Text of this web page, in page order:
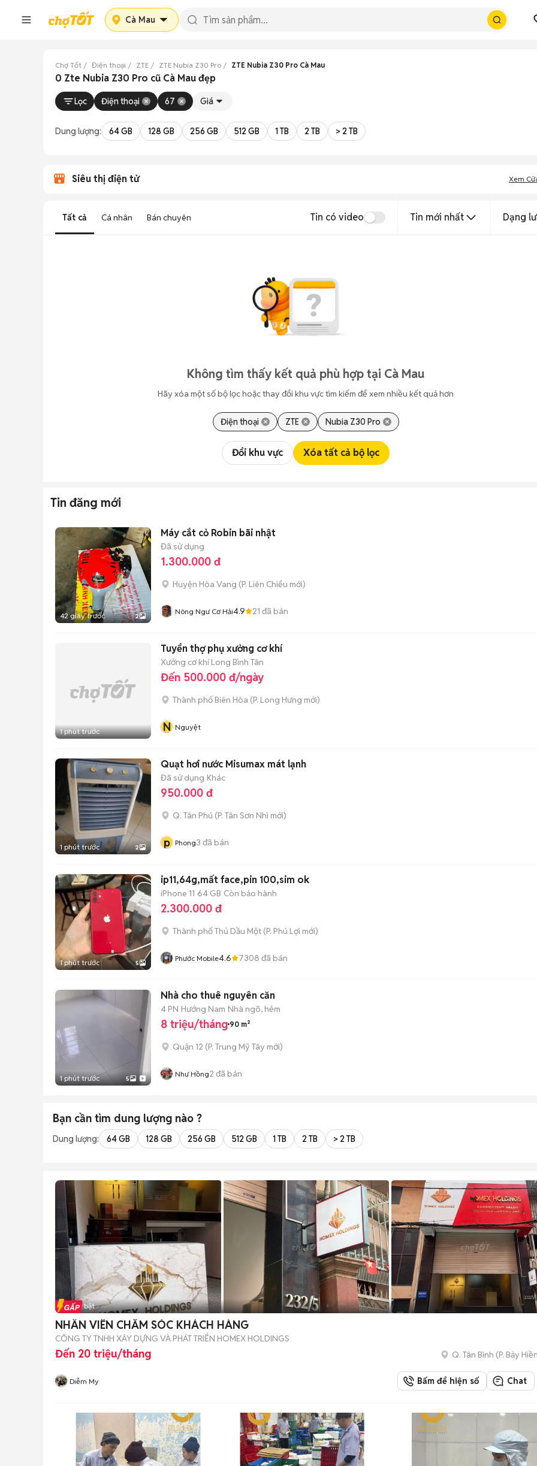
Cà Mau
Chợ Tốt Điện thoại ZTE ZTE Nubia Z30 Pro ZTE Nubia Z30 Pro Cà Mau
0 Zte Nubia Z30 Pro cũ Cà Mau đẹp
Lọc Điện thoại 67 Giá
Dung lượng: 64 GB 128 GB 256 GB 512 GB 1 TB 2 TB > 2 TB
Siêu thị điện tử Xem
Tất cả Cá nhân Bán chuyên Tin có video Tin mới nhất Dạng
Không tìm thấy kết quả phù hợp tại Cà Mau
Hãy xóa một số bộ lọc hoặc thay đổi khu vực tìm kiếm để xem nhiều kết quả hơn
Điện thoại ZTE Nubia Z30 Pro
Đổi khu vực Xóa tất cả bộ lọc
Tin đăng mới
42 giây trước 2
Máy cắt cỏ Robin bãi nhật
Đã sử dụng
1.300.000 đ
Huyện Hòa Vang (P. Liên Chiểu mới)
Nông Ngư Cơ Hải4.9 21 đã bán
1 phút trước
Tuyển thợ phụ xưởng cơ khí
Xưởng cơ khí Long Bình Tân
Đến 500.000 đ/ngày
Thành phố Biên Hòa (P. Long Hưng mới)
N Nguyệt
1 phút trước 2
Quạt hơi nước Misumax mát lạnh
Đã sử dụng Khác
950.000 đ
Q. Tân Phú (P. Tân Sơn Nhì mới)
p Phong3 đã bán
1 phút trước 5
ip11,64g,mất face,pin 100,sim ok
iPhone 11 64 GB Còn bảo hành
2.300.000 đ
Thành phố Thủ Dầu Một (P. Phú Lợi mới)
Phước Mobile4.6 7308 đã bán
1 phút trước 5
Nhà cho thuê nguyên căn
4 PN Hướng Nam Nhà ngõ, hẻm
8 triệu/tháng 90 m²
Quận 12 (P. Trung Mỹ Tây mới)
Như Hồng2 đã bán
Bạn cần tìm dung lượng nào ?
Dung lượng: 64 GB 128 GB 256 GB 512 GB 1 TB 2 TB > 2 TB
Tin nổi bật
NHÂN VIÊN CHĂM SÓC KHÁCH HÀNG
CÔNG TY TNHH XÂY DỰNG VÀ PHÁT TRIỂN HOMEX HOLDINGS
Đến 20 triệu/tháng Q. Tân Bình (P. Bảy
Diễm My Bấm để hiện số Chat